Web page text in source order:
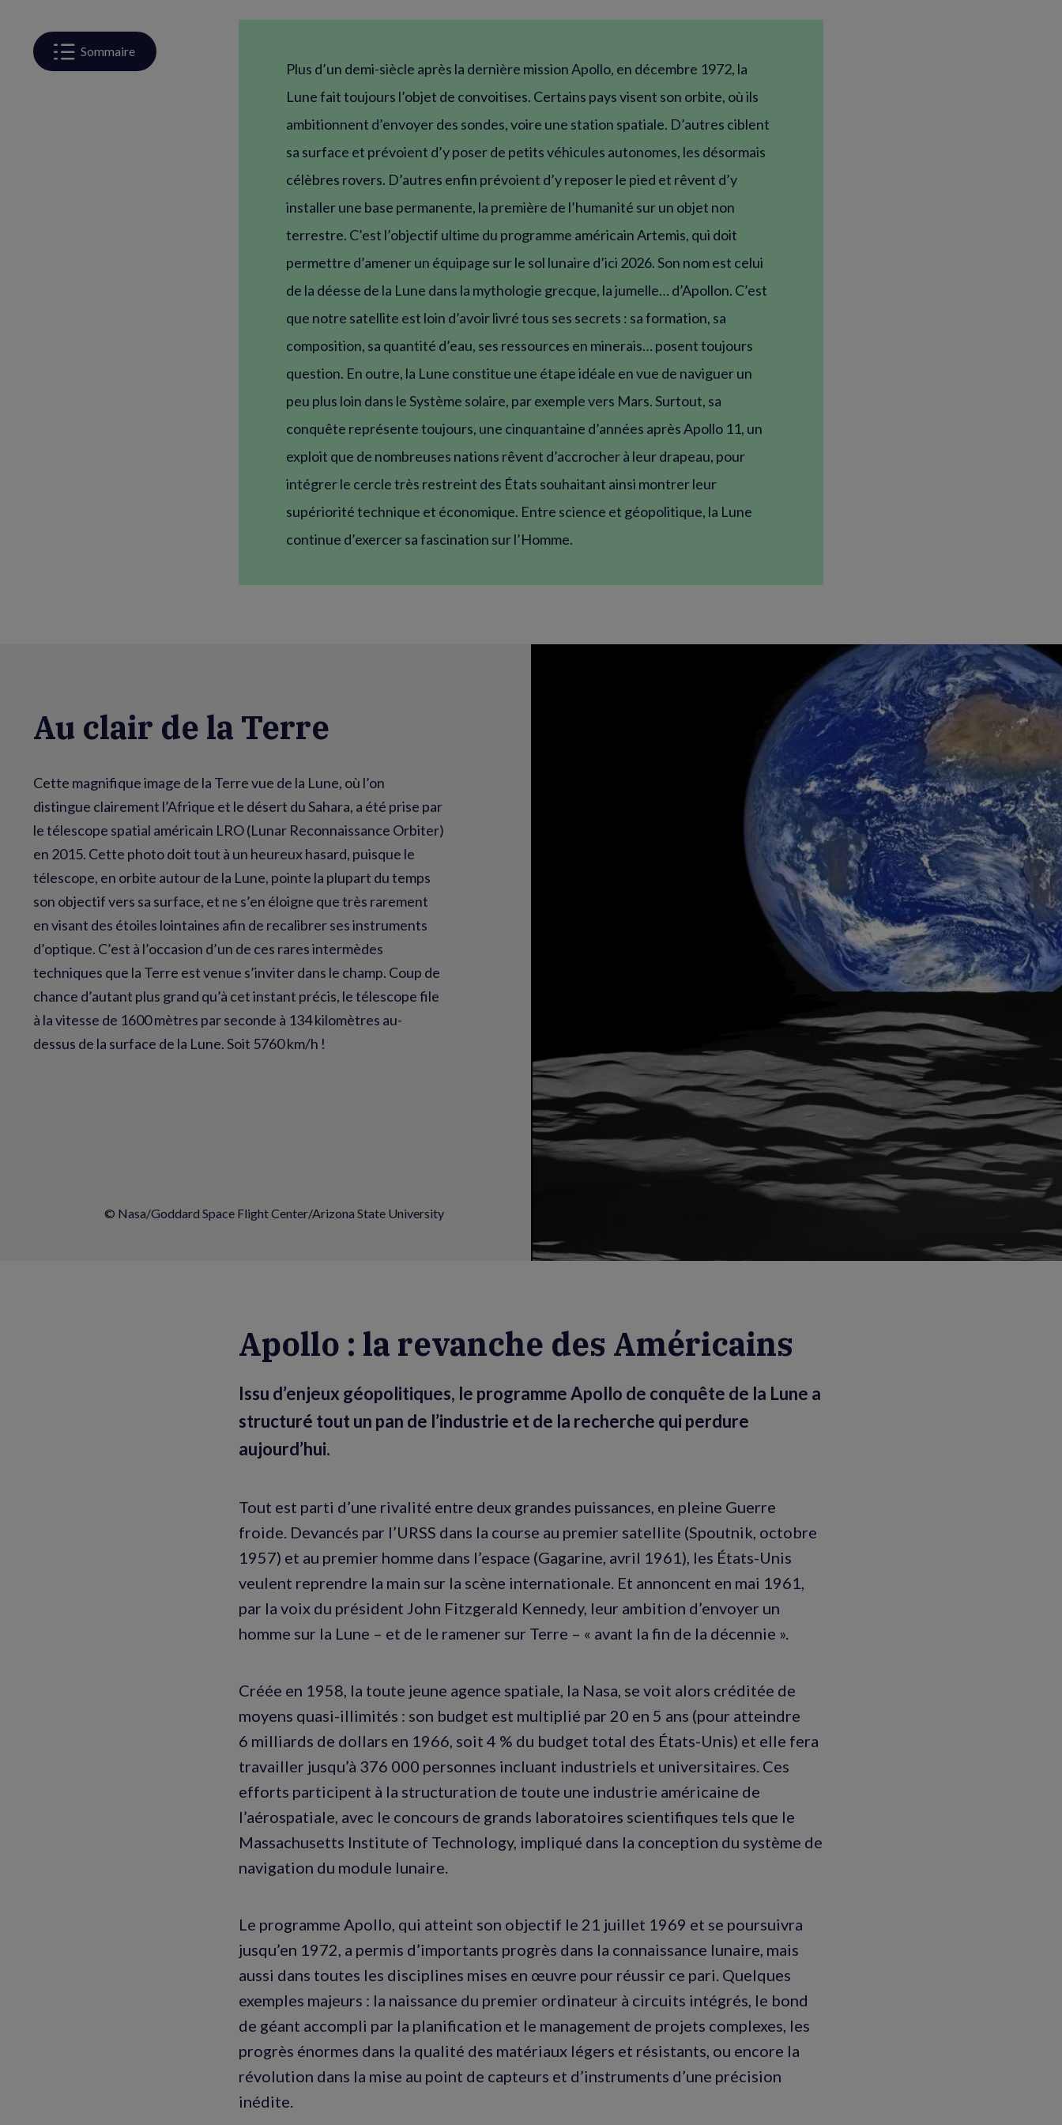
Sommaire
Plus d’un demi-siècle après la dernière mission Apollo, en décembre 1972, la
Lune fait toujours l’objet de convoitises. Certains pays visent son orbite, où ils
ambitionnent d’envoyer des sondes, voire une station spatiale. D’autres ciblent
sa surface et prévoient d’y poser de petits véhicules autonomes, les désormais
célèbres rovers. D’autres enfin prévoient d’y reposer le pied et rêvent d’y
installer une base permanente, la première de l’humanité sur un objet non
terrestre. C’est l’objectif ultime du programme américain Artemis, qui doit
permettre d’amener un équipage sur le sol lunaire d’ici 2026. Son nom est celui
de la déesse de la Lune dans la mythologie grecque, la jumelle… d’Apollon. C’est
que notre satellite est loin d’avoir livré tous ses secrets : sa formation, sa
composition, sa quantité d’eau, ses ressources en minerais… posent toujours
question. En outre, la Lune constitue une étape idéale en vue de naviguer un
peu plus loin dans le Système solaire, par exemple vers Mars. Surtout, sa
conquête représente toujours, une cinquantaine d’années après Apollo 11, un
exploit que de nombreuses nations rêvent d’accrocher à leur drapeau, pour
intégrer le cercle très restreint des États souhaitant ainsi montrer leur
supériorité technique et économique. Entre science et géopolitique, la Lune
continue d’exercer sa fascination sur l’Homme.
Au clair de la Terre
Cette magnifique image de la Terre vue de la Lune, où l’on
distingue clairement l’Afrique et le désert du Sahara, a été prise par
le télescope spatial américain LRO (Lunar Reconnaissance Orbiter)
en 2015. Cette photo doit tout à un heureux hasard, puisque le
télescope, en orbite autour de la Lune, pointe la plupart du temps
son objectif vers sa surface, et ne s’en éloigne que très rarement
en visant des étoiles lointaines afin de recalibrer ses instruments
d’optique. C’est à l’occasion d’un de ces rares intermèdes
techniques que la Terre est venue s’inviter dans le champ. Coup de
chance d’autant plus grand qu’à cet instant précis, le télescope file
à la vitesse de 1600 mètres par seconde à 134 kilomètres au-
dessus de la surface de la Lune. Soit 5760 km/h !
© Nasa/Goddard Space Flight Center/Arizona State University
Apollo : la revanche des Américains
Issu d’enjeux géopolitiques, le programme Apollo de conquête de la Lune a
structuré tout un pan de l’industrie et de la recherche qui perdure
aujourd’hui.
Tout est parti d’une rivalité entre deux grandes puissances, en pleine Guerre
froide. Devancés par l’URSS dans la course au premier satellite (Spoutnik, octobre
1957) et au premier homme dans l’espace (Gagarine, avril 1961), les États-Unis
veulent reprendre la main sur la scène internationale. Et annoncent en mai 1961,
par la voix du président John Fitzgerald Kennedy, leur ambition d’envoyer un
homme sur la Lune – et de le ramener sur Terre – « avant la fin de la décennie ».
Créée en 1958, la toute jeune agence spatiale, la Nasa, se voit alors créditée de
moyens quasi-illimités : son budget est multiplié par 20 en 5 ans (pour atteindre
6 milliards de dollars en 1966, soit 4 % du budget total des États-Unis) et elle fera
travailler jusqu’à 376 000 personnes incluant industriels et universitaires. Ces
efforts participent à la structuration de toute une industrie américaine de
l’aérospatiale, avec le concours de grands laboratoires scientifiques tels que le
Massachusetts Institute of Technology, impliqué dans la conception du système de
navigation du module lunaire.
Le programme Apollo, qui atteint son objectif le 21 juillet 1969 et se poursuivra
jusqu’en 1972, a permis d’importants progrès dans la connaissance lunaire, mais
aussi dans toutes les disciplines mises en œuvre pour réussir ce pari. Quelques
exemples majeurs : la naissance du premier ordinateur à circuits intégrés, le bond
de géant accompli par la planification et le management de projets complexes, les
progrès énormes dans la qualité des matériaux légers et résistants, ou encore la
révolution dans la mise au point de capteurs et d’instruments d’une précision
inédite.